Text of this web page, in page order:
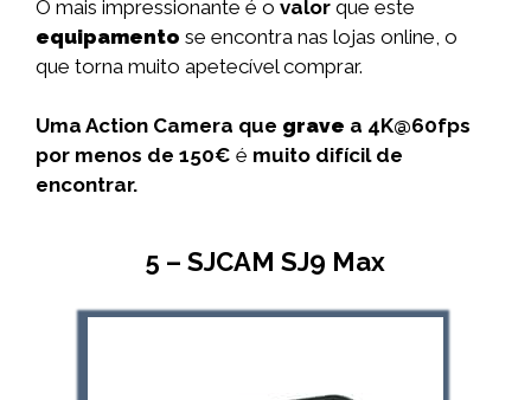
O mais impressionante é o valor que este
equipamento se encontra nas lojas online, o
que torna muito apetecível comprar.
Uma Action Camera que grave a 4K@60fps
por menos de 150€ é muito difícil de
encontrar.
5 – SJCAM SJ9 Max